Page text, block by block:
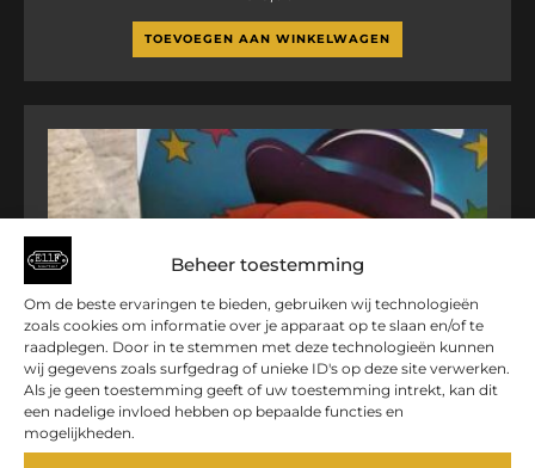
Beheer toestemming
Om de beste ervaringen te bieden, gebruiken wij technologieën
zoals cookies om informatie over je apparaat op te slaan en/of te
raadplegen. Door in te stemmen met deze technologieën kunnen
wij gegevens zoals surfgedrag of unieke ID's op deze site verwerken.
Als je geen toestemming geeft of uw toestemming intrekt, kan dit
een nadelige invloed hebben op bepaalde functies en
mogelijkheden.
TOEVOEGEN AAN WINKELWAGEN